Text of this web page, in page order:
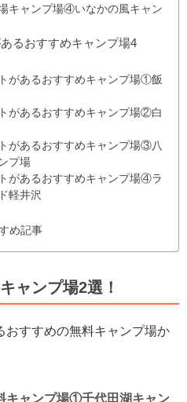
キャンプ場④いなかの風キャン
るおすすめキャンプ場4
があるおすすめキャンプ場①飯
があるおすすめキャンプ場②白
があるおすすめキャンプ場③八
プ場
があるおすすめキャンプ場④ラ
軽井沢
め記事
ャンプ場2選！
おすすめの無料キャンプ場か
キャンプ場①千代田湖キャン